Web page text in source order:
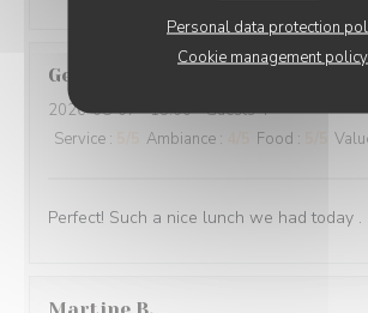
Personal data protection
Cookie management policy
Gertrude
2026-08-07- 13:00 - Guests 4
Service : Ambiance : Food :
Perfect! Such a nice lunch we had today .